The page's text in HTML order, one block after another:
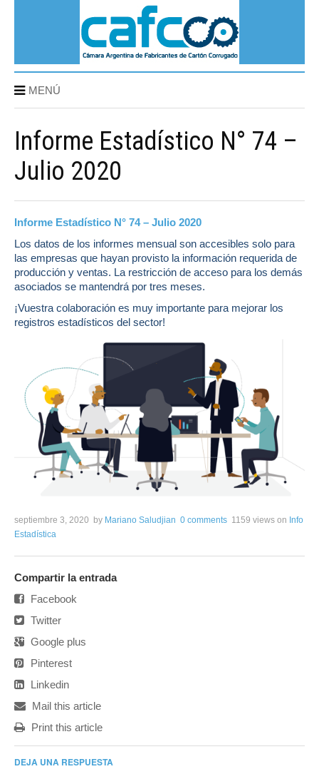
MENÚ
Informe Estadístico N° 74 –
Julio 2020
Informe Estadístico N° 74 – Julio 2020
Los datos de los informes mensual son accesibles solo para
las empresas que hayan provisto la información requerida de
producción y ventas. La restricción de acceso para los demás
asociados se mantendrá por tres meses.
¡Vuestra colaboración es muy importante para mejorar los
registros estadísticos del sector!
septiembre 3, 2020 by Mariano Saludjian 0 comments 1159 views on Info
Estadística
Compartir la entrada
Facebook
Twitter
Google plus
Pinterest
Linkedin
Mail this article
Print this article
DEJA UNA RESPUESTA